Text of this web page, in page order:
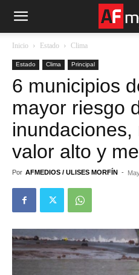
Inicio Estado Clima
Estado Clima Principal
6 municipios
mayor riesgo
inundaciones,
valor alto y
Por AFMEDIOS / ULISES MORFÍN -